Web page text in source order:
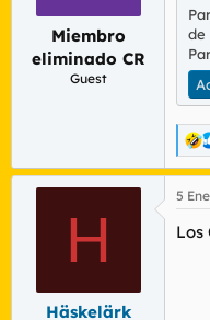
Miembro
eliminado CR
Guest
de
R
e
a
c
i
H
Häskelärk
5
Los